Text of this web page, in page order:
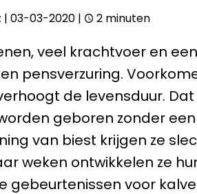
| 03-03-2020| 2 minuten
veel krachtvoer en
pensverzuring.
de levensduur.
geboren zonder
van biest krijgen ze
weken ontwikkelen ze
gebeurtenissen voor